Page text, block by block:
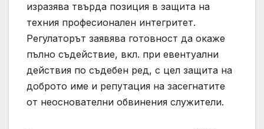
изразява твърда позиция в защита на
техния професионален интегритет.
Регулаторът заявява готовност да окаже
пълно съдействие, вкл. при евентуални
действия по съдебен ред, с цел защита на
доброто име и репутация на засегнатите
от неоснователни обвинения служители.